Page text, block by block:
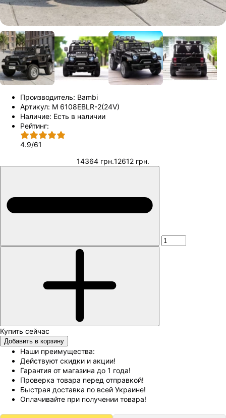
Производитель: Bambi
Артикул: M 6108EBLR-2(24V)
Наличие: Есть в наличии
Рейтинг:
4.9/61
14364 грн.12612 грн.
Добавить в корзину
Наши преимущества:
Действуют скидки и акции!
Гарантия от магазина до 1 года!
Проверка товара перед отправкой!
Быстрая доставка по всей Украине!
Оплачивайте при получении товара!